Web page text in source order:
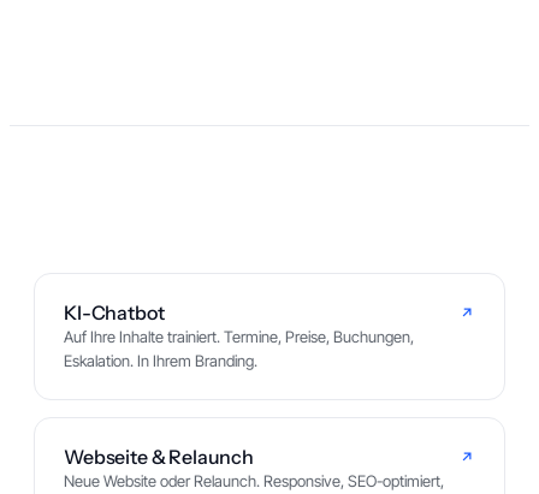
KI-Chatbot
Auf Ihre Inhalte trainiert. Termine, Preise, Buchungen,
Eskalation. In Ihrem Branding.
Webseite & Relaunch
Neue Website oder Relaunch. Responsive, SEO-optimiert,